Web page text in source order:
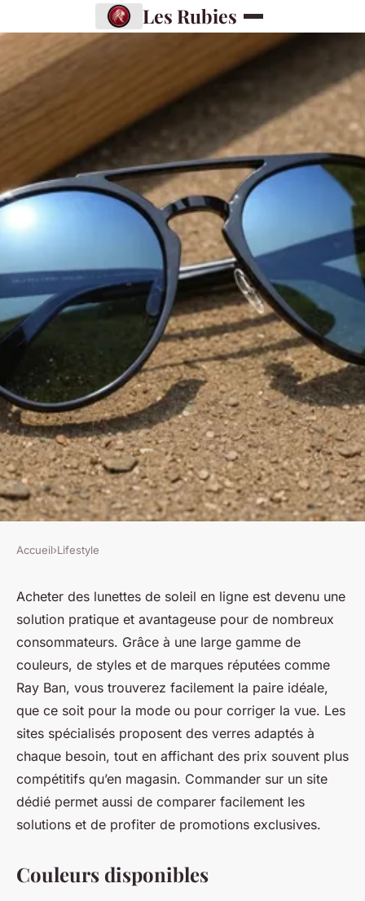
Les Rubies
LIFESTYLE
Pourquoi réaliser l'achat de
lunettes de soleil en ligne ?
Lou•28 juillet 2025•5 min de lecture
Accueil›Lifestyle
Acheter des lunettes de soleil en ligne est devenu une
solution pratique et avantageuse pour de nombreux
consommateurs. Grâce à une large gamme de
couleurs, de styles et de marques réputées comme
Ray Ban, vous trouverez facilement la paire idéale,
que ce soit pour la mode ou pour corriger la vue. Les
sites spécialisés proposent des verres adaptés à
chaque besoin, tout en affichant des prix souvent plus
compétitifs qu’en magasin. Commander sur un site
dédié permet aussi de comparer facilement les
solutions et de profiter de promotions exclusives.
Couleurs disponibles